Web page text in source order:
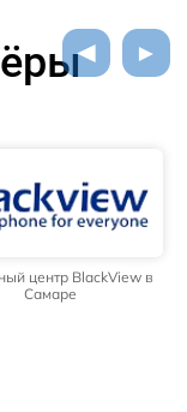
центр BlackView в
Самаре